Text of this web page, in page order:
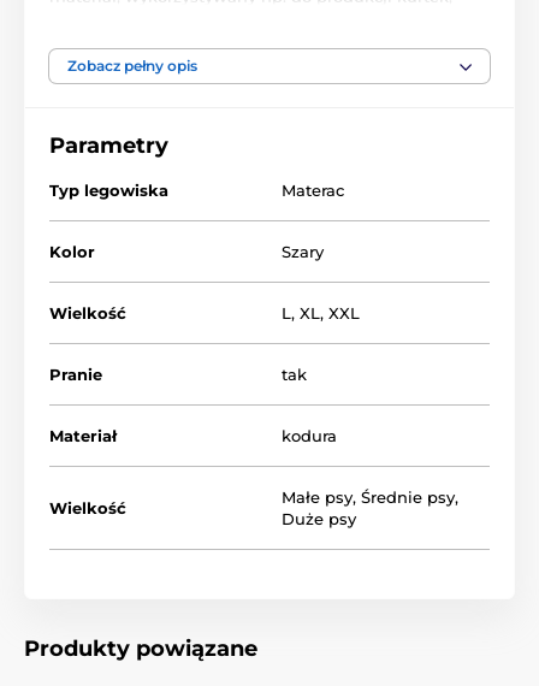
odporna na przetarcia. Odpowiednia wysokość i
poliuretanowe wypełnienie stanowi świetną izolację
zamku błyskawicznym. Umożliwia wyczyszczenie
samego pokrowca.
odpowiedni rozmiar. Idealną wielkość możesz dobrać
wg poniższej tabeli. (*Materace Reedog są szyte
Zobacz pełny opis
Parametry
Typ legowiska Materac
Kolor Szary
Wielkość L, XL, XXL
Pranie tak
Materiał kodura
Wielkość
Małe psy, Średnie psy,
Duże psy
Produkty powiązane